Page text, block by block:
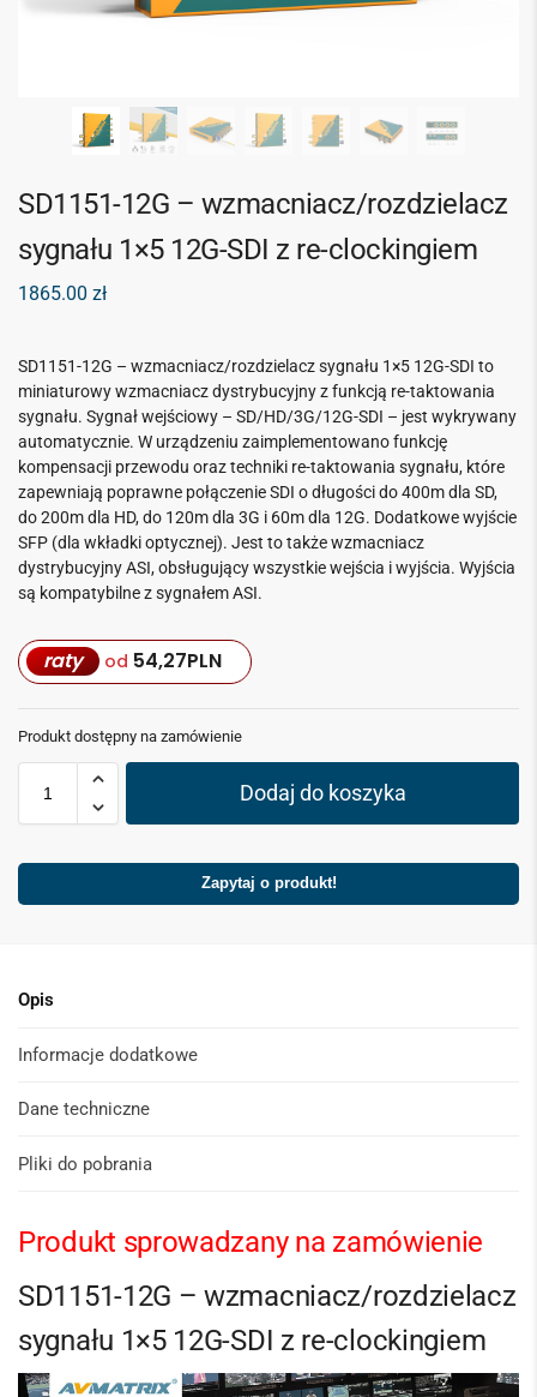
SD1151-12G – wzmacniacz/rozdzielacz
sygnału 1×5 12G-SDI z re-clockingiem
1865.00 zł
SD1151-12G – wzmacniacz/rozdzielacz sygnału 1×5 12G-SDI to
miniaturowy wzmacniacz dystrybucyjny z funkcją re-taktowania
sygnału. Sygnał wejściowy – SD/HD/3G/12G-SDI – jest wykrywany
automatycznie. W urządzeniu zaimplementowano funkcję
kompensacji przewodu oraz techniki re-taktowania sygnału, które
zapewniają poprawne połączenie SDI o długości do 400m dla SD,
do 200m dla HD, do 120m dla 3G i 60m dla 12G. Dodatkowe wyjście
SFP (dla wkładki optycznej). Jest to także wzmacniacz
dystrybucyjny ASI, obsługujący wszystkie wejścia i wyjścia. Wyjścia
są kompatybilne z sygnałem ASI.
raty od 54,27PLN
Produkt dostępny na zamówienie
Dodaj do koszyka
Zapytaj o produkt!
Opis
Informacje dodatkowe
Dane techniczne
Pliki do pobrania
Produkt sprowadzany na zamówienie
SD1151-12G – wzmacniacz/rozdzielacz
sygnału 1×5 12G-SDI z re-clockingiem